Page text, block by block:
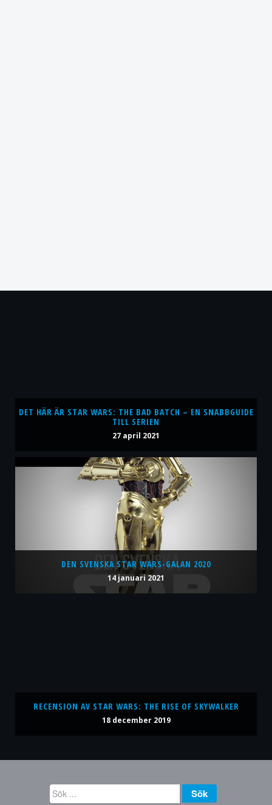
DET HÄR ÄR STAR WARS: THE BAD BATCH – EN SNABBGUIDE
TILL SERIEN
27 april 2021
DEN SVENSKA STAR WARS-GALAN 2020
14 januari 2021
RECENSION AV STAR WARS: THE RISE OF SKYWALKER
18 december 2019
Sök
...
Sök